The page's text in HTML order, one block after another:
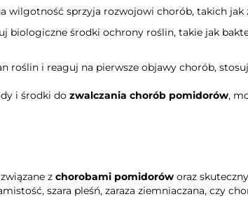
wilgotność sprzyja rozwojowi chorób, takich jak
biologiczne środki ochrony roślin, takie jak
roślin i reaguj na pierwsze objawy chorób,
i środki dozwalczania chorób pomidorów,
zchorobami pomidorów oraz
szara pleśń, zaraza ziemniaczana, czy